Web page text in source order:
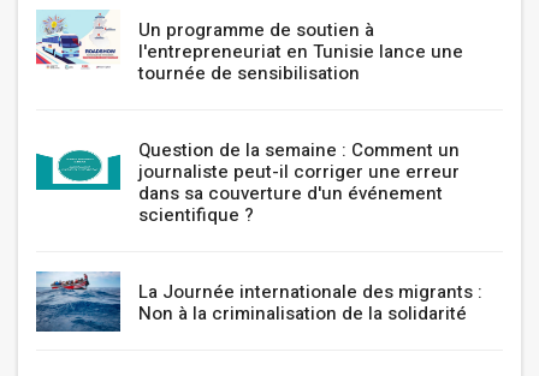
Un programme de soutien à
l'entrepreneuriat en Tunisie lance une
tournée de sensibilisation
Question de la semaine : Comment un
journaliste peut-il corriger une erreur
dans sa couverture d'un événement
scientifique ?
La Journée internationale des migrants :
Non à la criminalisation de la solidarité